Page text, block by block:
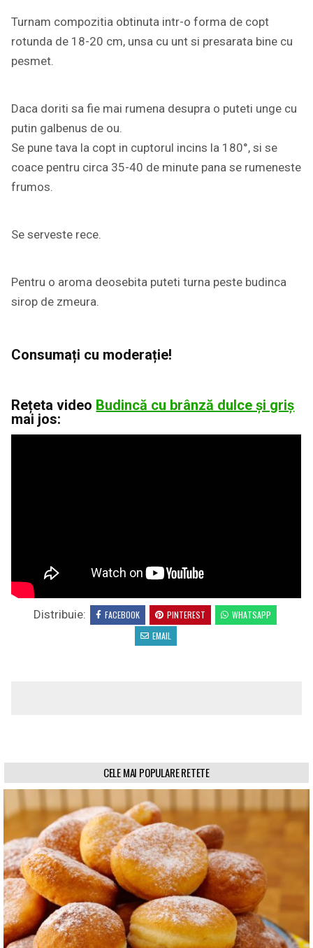
Turnam compozitia obtinuta intr-o forma de copt
rotunda de 18-20 cm, unsa cu unt si presarata bine cu
pesmet.
Daca doriti sa fie mai rumena desupra o puteti unge cu
putin galbenus de ou.
Se pune tava la copt in cuptorul incins la 180°, si se
coace pentru circa 35-40 de minute pana se rumeneste
frumos.
Se serveste rece.
Pentru o aroma deosebita puteti turna peste budinca
sirop de zmeura.
Consumați cu moderație!
Rețeta video Budincă cu brânză dulce și griș
mai jos:
Distribuie: FACEBOOK PINTEREST
WHATSAPP
EMAIL
CELE MAI POPULARE RETETE